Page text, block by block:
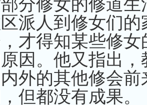
派人到修女们的
才得知某些修女
因。他又指出，
外的其他修会前
但都没有成果。